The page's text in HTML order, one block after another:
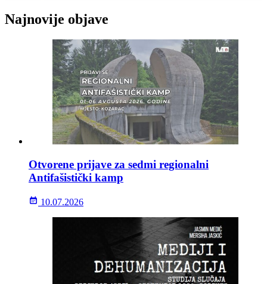
Najnovije objave
Otvorene prijave za sedmi regionalni
Antifašistički kamp
10.07.2026